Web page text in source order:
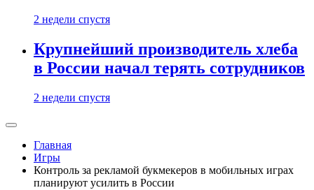
2 недели спустя
Крупнейший производитель хлеба
в России начал терять сотрудников
2 недели спустя
Главная
Игры
Контроль за рекламой букмекеров в мобильных играх
планируют усилить в России